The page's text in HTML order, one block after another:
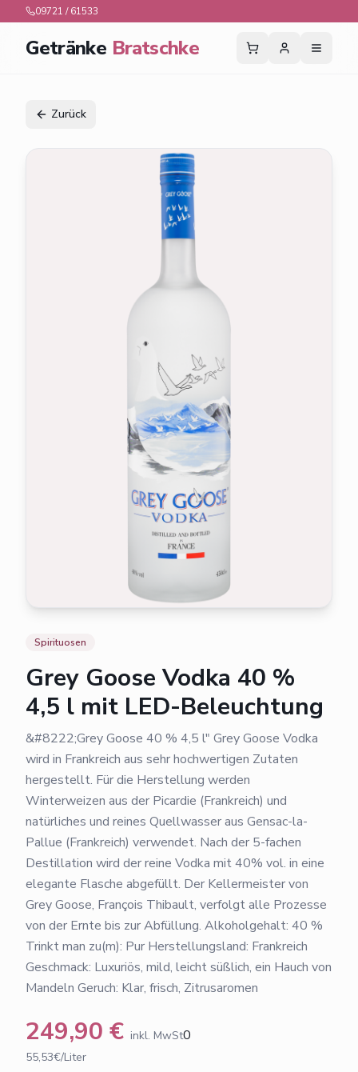
09721 / 61533
Getränke Bratschke
Zurück
Spirituosen
Grey Goose Vodka 40 %
4,5 l mit LED-Beleuchtung
&#8222;Grey Goose 40 % 4,5 l" Grey Goose Vodka
wird in Frankreich aus sehr hochwertigen Zutaten
hergestellt. Für die Herstellung werden
Winterweizen aus der Picardie (Frankreich) und
natürliches und reines Quellwasser aus Gensac-la-
Pallue (Frankreich) verwendet. Nach der 5-fachen
Destillation wird der reine Vodka mit 40% vol. in eine
elegante Flasche abgefüllt. Der Kellermeister von
Grey Goose, François Thibault, verfolgt alle Prozesse
von der Ernte bis zur Abfüllung. Alkoholgehalt: 40 %
Trinkt man zu(m): Pur Herstellungsland: Frankreich
Geschmack: Luxuriös, mild, leicht süßlich, ein Hauch von
Mandeln Geruch: Klar, frisch, Zitrusaromen
249,90 € inkl. MwSt0
55,53€/Liter